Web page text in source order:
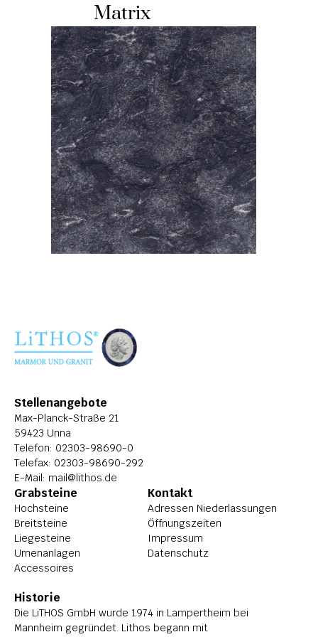
HOCHSTEINE
KOLUMBARIEN
BREITSTEINE
LIEGESTEINE
URNENANLAGEN
LEUCHTGRABMALE
ACCESSOIRES
KONTAKT
ADRESSEN NIEDERLASSUNGEN
ÜBER LITHOS
HISTORIE
STELLENANGEBOTE
Matrix
Stellenangebote
Max-Planck-Straße 21
59423 Unna
Telefon: 02303-98690-0
Telefax: 02303-98690-292
E-Mail: mail@lithos.de
Grabsteine
Hochsteine
Breitsteine
Liegesteine
Urnenanlagen
Accessoires
Kontakt
Adressen Niederlassungen
Öffnungszeiten
Impressum
Datenschutz
Historie
Die LiTHOS GmbH wurde 1974 in Lampertheim bei
Mannheim gegründet. Lithos begann mit